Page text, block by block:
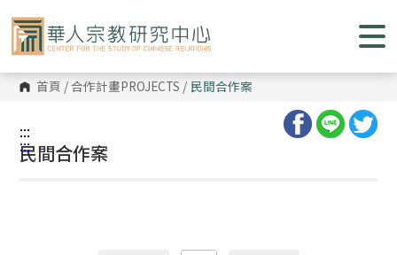
到
主
要
內
容
區 首頁 /合作計畫PROJECTS / 民間合作案
:::
:::
民間合作案